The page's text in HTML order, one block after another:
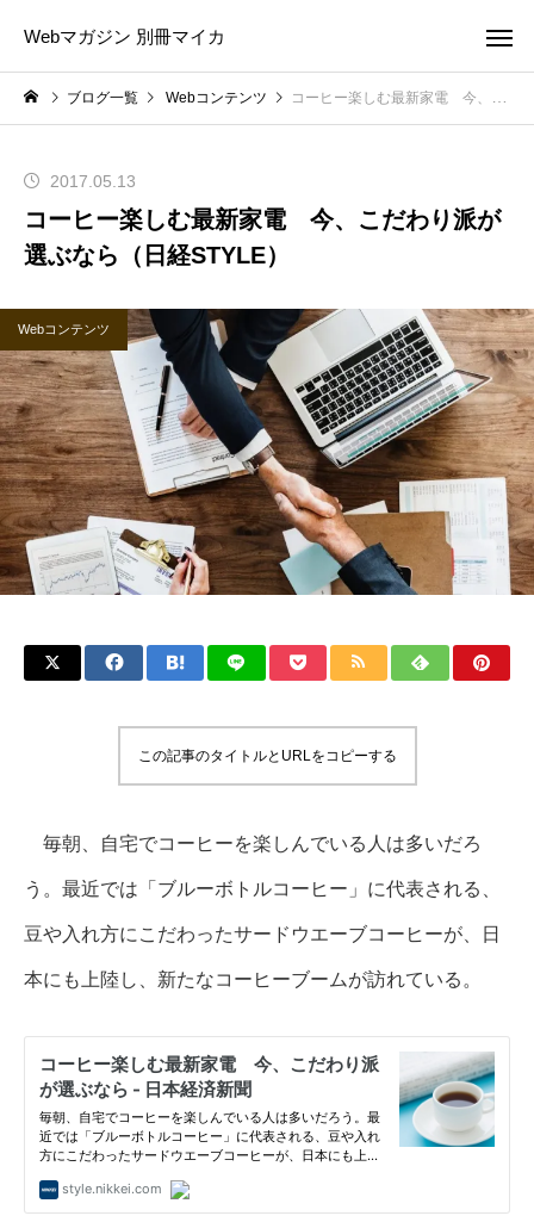
Webマガジン 別冊マイカ
ブログ一覧 Webコンテンツ コーヒー楽しむ最新家電 今、こだわり派が選ぶなら（日経STYLE）
2017.05.13
コーヒー楽しむ最新家電 今、こだわり派が
選ぶなら（日経STYLE）
Webコンテンツ
この記事のタイトルとURLをコピーする
毎朝、自宅でコーヒーを楽しんでいる人は多いだろ
う。最近では「ブルーボトルコーヒー」に代表される、
豆や入れ方にこだわったサードウエーブコーヒーが、日
本にも上陸し、新たなコーヒーブームが訪れている。